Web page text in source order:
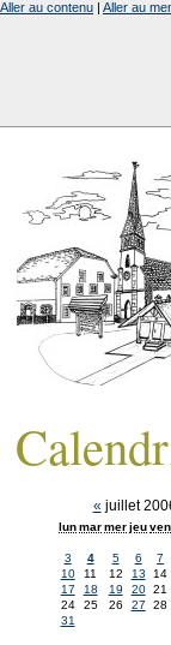
Aller au contenu | Aller au
« juillet
lunmarmerjeuven
3
4 5 6 7
10
11 12 13 14
17
18 19 20 21
24
25 26 27 28
31